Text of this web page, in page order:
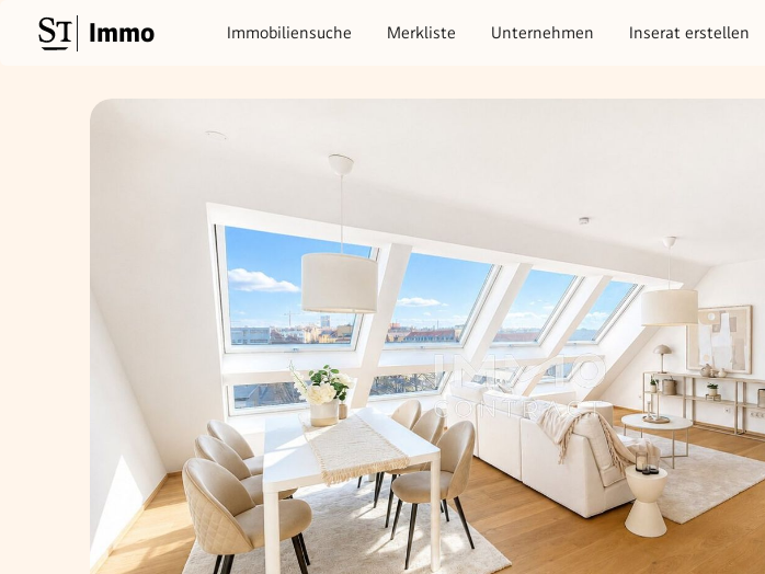
Immo Immobiliensuche Merkliste Unternehmen Inserat erstellen